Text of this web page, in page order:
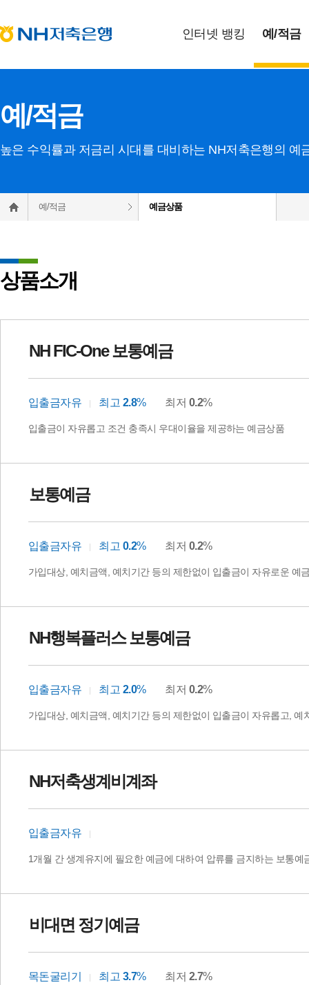
인터넷 뱅킹 예/적금
예/적금
높은 수익률과 저금리 시대를 대비하는 NH저축은행의 예
예/적금 예금상품
상품소개
NH FIC-One 보통예금
입출금자유 최고 2.8% 최저 0.2%
입출금이 자유롭고 조건 충족시 우대이율을 제공하는 예금상품
보통예금
입출금자유 최고 0.2% 최저 0.2%
가입대상, 예치금액, 예치기간 등의 제한없이 입출금이 자유로운 예
NH행복플러스 보통예금
입출금자유 최고 2.0% 최저 0.2%
가입대상, 예치금액, 예치기간 등의 제한없이 입출금이 자유롭고,
NH저축생계비계좌
입출금자유
1개월 간 생계유지에 필요한 예금에 대하여 압류를 금지하는 보통예
비대면 정기예금
목돈굴리기 최고 3.7% 최저 2.7%